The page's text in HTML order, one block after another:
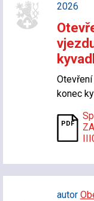
2026
konec
autor